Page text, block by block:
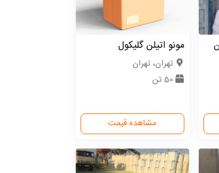
مونو اتیلن گلیکول
تهران، تهران
50 تن
مشاهده قیمت